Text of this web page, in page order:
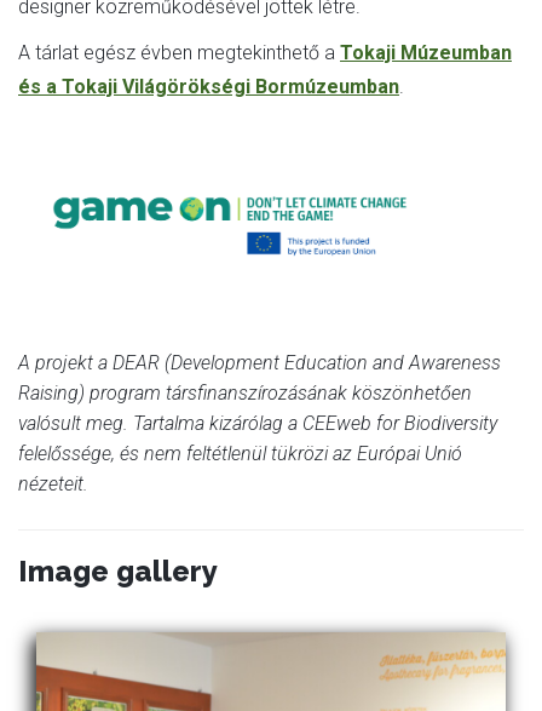
designer közreműködésével jöttek létre.
A tárlat egész évben megtekinthető a Tokaji Múzeumban
és a Tokaji Világörökségi Bormúzeumban
A projekt a DEAR (Development Education and Awareness
Raising) program társfinanszírozásának köszönhetően
valósult meg. Tartalma kizárólag a CEEweb for Biodiversity
felelőssége, és nem feltétlenül tükrözi az Európai Unió
nézeteit.
Image gallery